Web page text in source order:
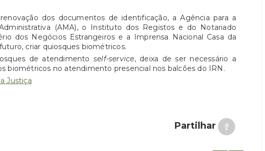
dos documentos de identificação, a Agência para a
(AMA), o Instituto dos Registos e do Notariado
dos Negócios Estrangeiros e a Imprensa Nacional Casa da
criar quiosques biométricos.
de atendimentoself-service, deixa de ser necessário a
biométricos no atendimento presencial nos balcões do IRN.
Justiça
Partilhar